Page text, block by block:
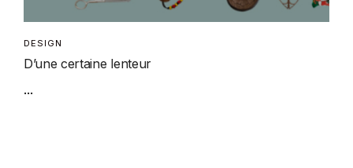
DESIGN
D’une certaine lenteur
...